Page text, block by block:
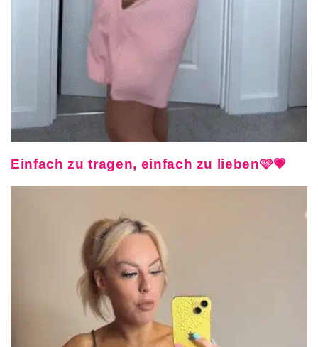
Einfach zu tragen, einfach zu lieben🩷💗